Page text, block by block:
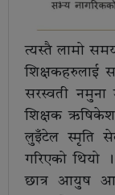
त्यस्तै लामो
शिक्षकहरुलाई
सरस्वती नमुना
शिक्षक ऋषिकेश
लुइँटेल स्मृति
गरिएको थियो
छात्र आयुष